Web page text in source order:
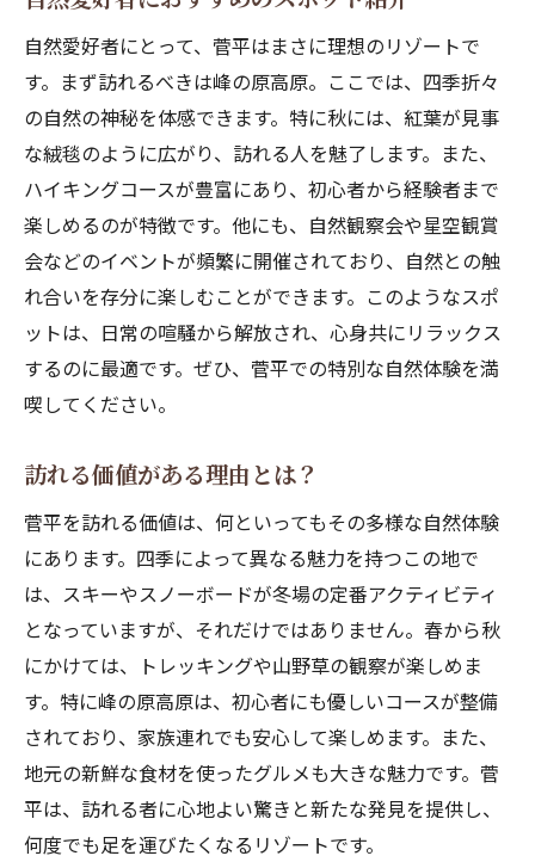
自然愛好者にとって、菅平はまさに理想のリゾートで
す。まず訪れるべきは峰の原高原。ここでは、四季折々
の自然の神秘を体感できます。特に秋には、紅葉が見事
な絨毯のように広がり、訪れる人を魅了します。また、
ハイキングコースが豊富にあり、初心者から経験者まで
楽しめるのが特徴です。他にも、自然観察会や星空観賞
会などのイベントが頻繁に開催されており、自然との触
れ合いを存分に楽しむことができます。このようなスポ
ットは、日常の喧騒から解放され、心身共にリラックス
するのに最適です。ぜひ、菅平での特別な自然体験を満
喫してください。
訪れる価値がある理由とは？
菅平を訪れる価値は、何といってもその多様な自然体験
にあります。四季によって異なる魅力を持つこの地で
は、スキーやスノーボードが冬場の定番アクティビティ
となっていますが、それだけではありません。春から秋
にかけては、トレッキングや山野草の観察が楽しめま
す。特に峰の原高原は、初心者にも優しいコースが整備
されており、家族連れでも安心して楽しめます。また、
地元の新鮮な食材を使ったグルメも大きな魅力です。菅
平は、訪れる者に心地よい驚きと新たな発見を提供し、
何度でも足を運びたくなるリゾートです。